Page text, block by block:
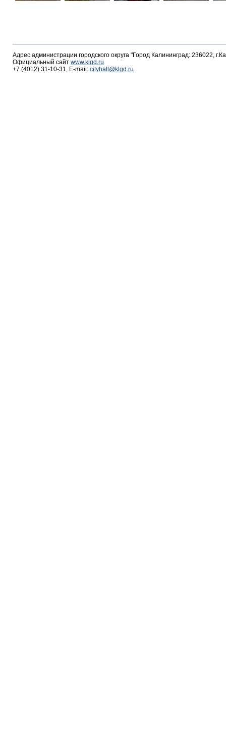
Адрес администрации городского округа "Город Калининград: 236022,
Официальный сайт www.klgd.ru
+7 (4012) 31-10-31, E-mail: cityhall@klgd.ru